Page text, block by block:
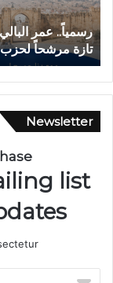
التشريعية
Newsletter
list